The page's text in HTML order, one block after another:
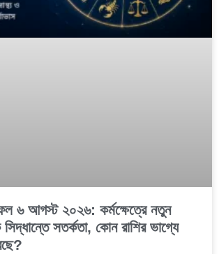
৬ আগস্ট ২০২৬: কর্মক্ষেত্রে নতুন
সতর্কতা, কোন রাশির ভাগ্যে